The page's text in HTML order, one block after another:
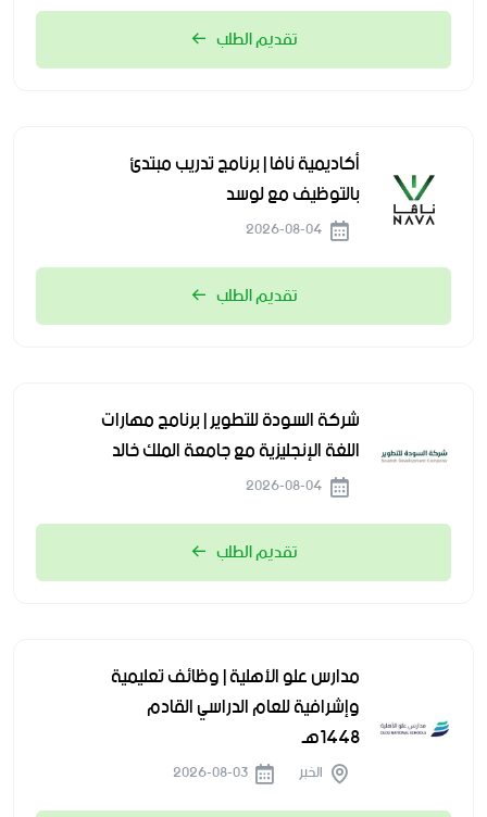
تقديم الطلب
أكاديمية نافا | برنامج تدريب مبتدئ
بالتوظيف مع لوسد
تقديم الطلب
شركة السودة للتطوير | برنامج مهارات
اللغة الإنجليزية مع جامعة الملك خالد
تقديم الطلب
مدارس علو الأهلية | وظائف تعليمية
وإشرافية للعام الدراسي القادم
1448هـ
الخبر